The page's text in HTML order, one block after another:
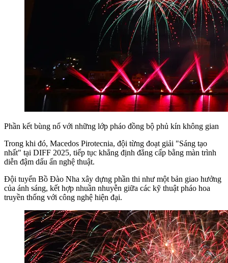
Phần kết bùng nổ với những lớp pháo đồng bộ phủ kín không gian
Trong khi đó, Macedos Pirotecnia, đội từng đoạt giải "Sáng tạo
nhất" tại DIFF 2025, tiếp tục khẳng định đẳng cấp bằng màn trình
diễn đậm dấu ấn nghệ thuật.
Đội tuyển Bồ Đào Nha xây dựng phần thi như một bản giao hưởng
của ánh sáng, kết hợp nhuần nhuyễn giữa các kỹ thuật pháo hoa
truyền thống với công nghệ hiện đại.